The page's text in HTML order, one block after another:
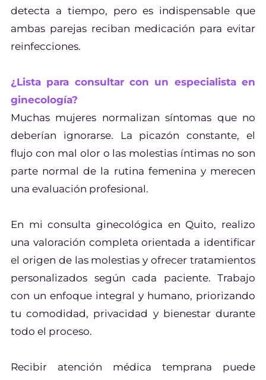
detecta a tiempo, pero es indispensable que
ambas parejas reciban medicación para evitar
reinfecciones.
¿Lista para consultar con un especialista en
ginecología?
Muchas mujeres normalizan síntomas que no
deberían ignorarse. La picazón constante, el
flujo con mal olor o las molestias íntimas no son
parte normal de la rutina femenina y merecen
una evaluación profesional.
En mi consulta ginecológica en Quito, realizo
una valoración completa orientada a identificar
el origen de las molestias y ofrecer tratamientos
personalizados según cada paciente. Trabajo
con un enfoque integral y humano, priorizando
tu comodidad, privacidad y bienestar durante
todo el proceso.
Recibir atención médica temprana puede